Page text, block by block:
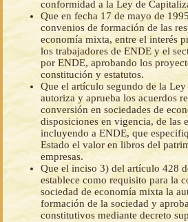
conformidad a la Ley de
Que en fecha 17 de mayo de
convenios de formación de las
economía mixta, entre el interés
los trabajadores de ENDE y el
por ENDE, aprobando los
constitución y estatutos.
Que el artículo segundo de la
autoriza y aprueba los acuerdos
conversión en sociedades de
disposiciones en vigencia, de las
incluyendo a ENDE, que
Estado el valor en libros del
empresas.
Que el inciso 3) del artículo 428
establece como requisito para la
sociedad de economía mixta la
formación de la sociedad y
constitutivos mediante decreto